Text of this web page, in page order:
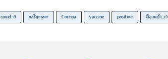
covid 19 கரோனா Corona vaccine positive கோவிட்19